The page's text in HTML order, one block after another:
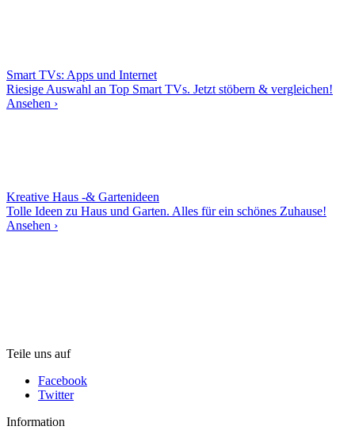
Smart TVs: Apps und Internet
Riesige Auswahl an Top Smart TVs. Jetzt stöbern & vergleichen!
Ansehen ›
Kreative Haus -& Gartenideen
Tolle Ideen zu Haus und Garten. Alles für ein schönes Zuhause!
Ansehen ›
Teile uns auf
Facebook
Twitter
Information